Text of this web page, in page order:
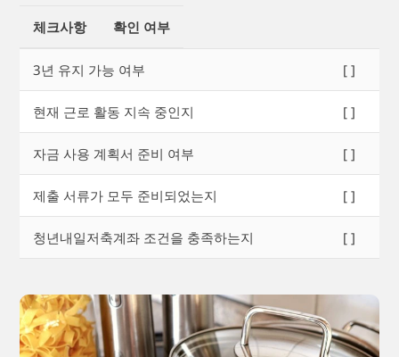
체크사항 확인 여부
3년 유지 가능 여부 [ ]
현재 근로 활동 지속 중인지 [ ]
자금 사용 계획서 준비 여부 [ ]
제출 서류가 모두 준비되었는지 [ ]
청년내일저축계좌 조건을 충족하는지 [ ]